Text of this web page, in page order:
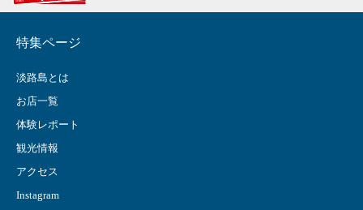
特集ページ
淡路島とは
お店一覧
体験レポート
観光情報
アクセス
Instagram